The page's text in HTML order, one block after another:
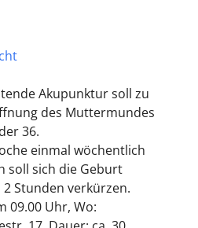
Akupunktur soll zu
des Muttermundes
36.
einmal wöchentlich
soll sich die Geburt
Stunden verkürzen.
09.00 Uhr, Wo: